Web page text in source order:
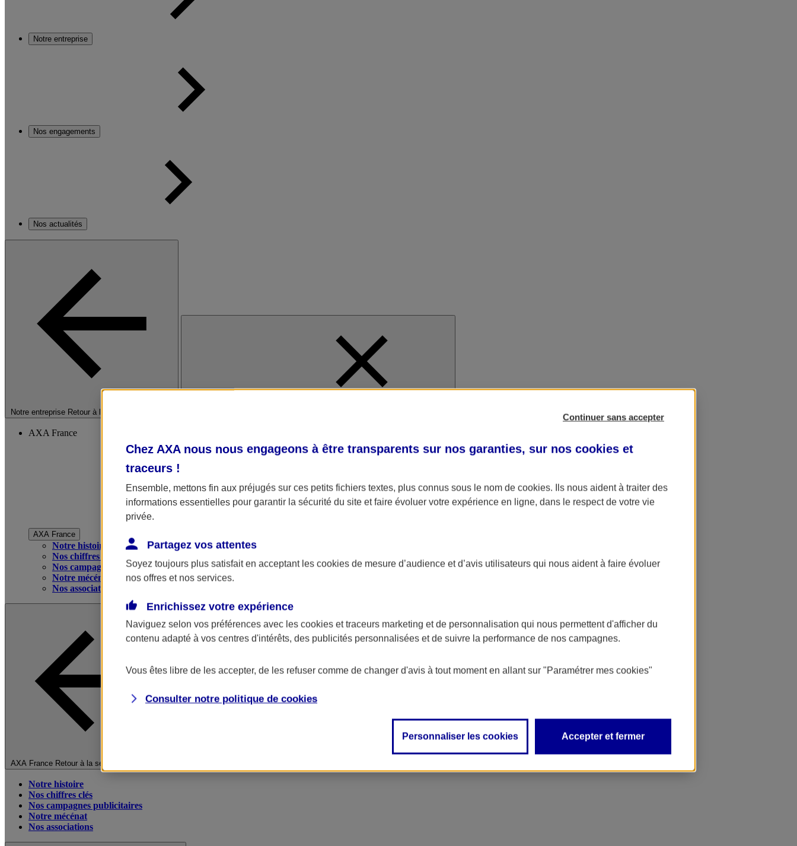
Notre entreprise
Nos engagements
Nos actualités
Notre entreprise Retour à la section précédente
AXA France
AXA France
Notre histoire
Nos chiffres clés
Nos campagnes publicitaires
Notre mécénat
Nos associations
AXA France Retour à la section précédente
Notre histoire
Nos chiffres clés
Nos campagnes publicitaires
Notre mécénat
Nos associations
Continuer sans accepter
Chez AXA nous nous engageons à être transparents sur nos garanties, sur nos cookies et
traceurs !
Ensemble, mettons fin aux préjugés sur ces petits fichiers textes, plus connus sous le nom de cookies. Ils nous aident à traiter des
informations essentielles pour garantir la sécurité du site et faire évoluer votre expérience en ligne, dans le respect de votre vie
privée.
Partagez vos attentes
Soyez toujours plus satisfait en acceptant les cookies de mesure d’audience et d’avis utilisateurs qui nous aident à faire évoluer
nos offres et nos services.
Enrichissez votre expérience
Naviguez selon vos préférences avec les cookies et traceurs marketing et de personnalisation qui nous permettent d'afficher du
contenu adapté à vos centres d'intérêts, des publicités personnalisées et de suivre la performance de nos campagnes.
Vous êtes libre de les accepter, de les refuser comme de changer d'avis à tout moment en allant sur "Paramétrer mes cookies"
Consulter notre politique de cookies
Personnaliser les cookies Accepter et fermer